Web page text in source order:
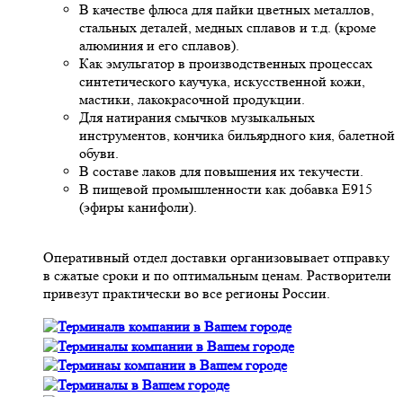
В качестве флюса для пайки цветных металлов,
стальных деталей, медных сплавов и т.д. (кроме
алюминия и его сплавов).
Как эмульгатор в производственных процессах
синтетического каучука, искусственной кожи,
мастики, лакокрасочной продукции.
Для натирания смычков музыкальных
инструментов, кончика бильярдного кия, балетной
обуви.
В составе лаков для повышения их текучести.
В пищевой промышленности как добавка Е915
(эфиры канифоли).
Оперативный отдел доставки организовывает отправку
в сжатые сроки и по оптимальным ценам. Растворители
привезут практически во все регионы России.